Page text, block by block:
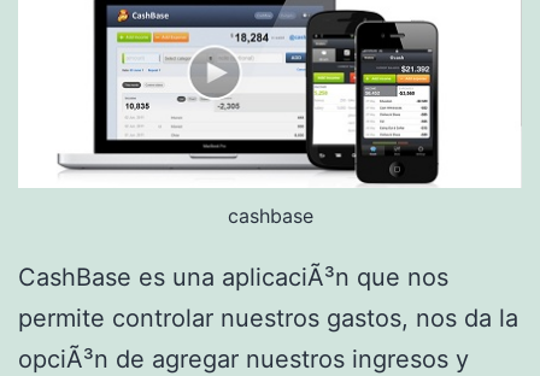
cashbase
CashBase es una aplicaciÃ³n que nos
permite controlar nuestros gastos, nos da la
opciÃ³n de agregar nuestros ingresos y